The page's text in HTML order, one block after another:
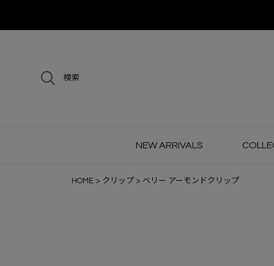
検索
NEW ARRIVALS
HOME クリップ ベリー アーモンドクリップ